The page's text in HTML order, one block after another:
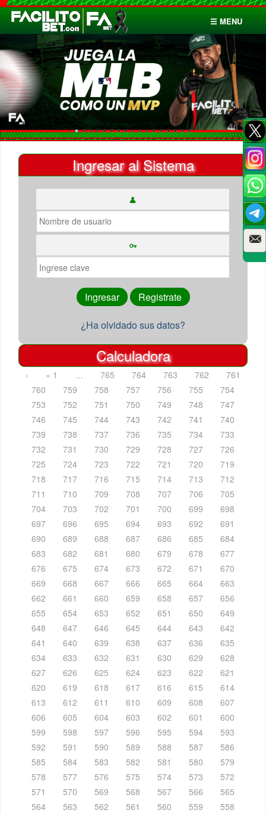
☰ MENU
Inicio
Apuestas
Cuentas
Ingresar al Sistema
¿Ha olvidado sus datos?
Calculadora
‹ « 1 … 765 764 763 762
761
760
759 758 757 756 755
754
753
752 751 750 749 748
747
746
745 744 743 742 741
740
739
738 737 736 735 734
733
732
731 730 729 728 727
726
725
724 723 722 721 720
719
718
717 716 715 714 713
712
711
710 709 708 707 706
705
704
703 702 701 700 699
698
697
696 695 694 693 692
691
690
689 688 687 686 685
684
683
682 681 680 679 678
677
676
675 674 673 672 671
670
669
668 667 666 665 664
663
662
661 660 659 658 657
656
655
654 653 652 651 650
649
648
647 646 645 644 643
642
641
640 639 638 637 636
635
634
633 632 631 630 629
628
627
626 625 624 623 622
621
620
619 618 617 616 615
614
613
612 611 610 609 608
607
606
605 604 603 602 601
600
599
598 597 596 595 594
593
592
591 590 589 588 587
586
585
584 583 582 581 580
579
578
577 576 575 574 573
572
571
570 569 568 567 566
565
564
563 562 561 560 559
558